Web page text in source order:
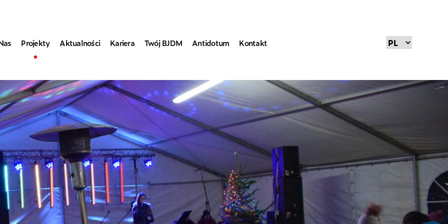
Projekty Aktualności Kariera Twój BJDM Antidotum Kontakt